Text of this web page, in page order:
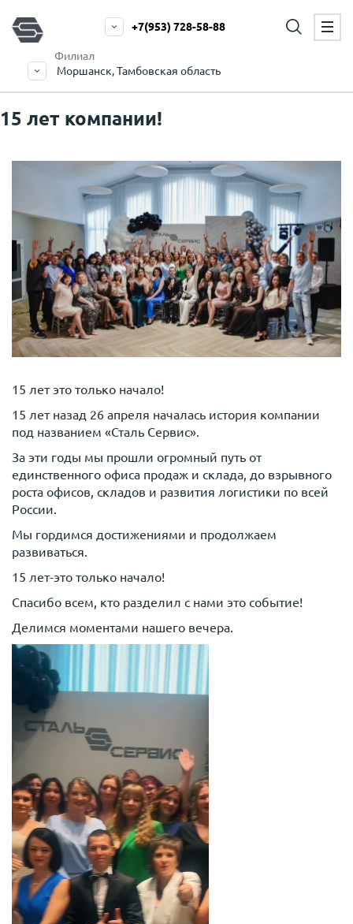
Филиал
Моршанск, Тамбовская область
+7(953) 728-58-88
15 лет компании!
15 лет это только начало!
15 лет назад 26 апреля началась история компании
под названием «Сталь Сервис».
За эти годы мы прошли огромный путь от
единственного офиса продаж и склада, до взрывного
роста офисов, складов и развития логистики по всей
России.
Мы гордимся достижениями и продолжаем
развиваться.
15 лет-это только начало!
Спасибо всем, кто разделил с нами это событие!
Делимся моментами нашего вечера.